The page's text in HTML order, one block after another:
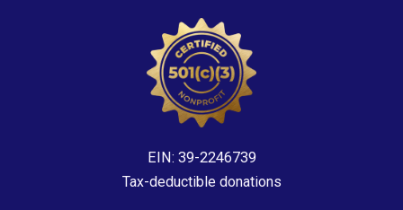
o
o
k
w
i
t
t
e
r
e
EIN: 39-2246739
Tax-deductible donations